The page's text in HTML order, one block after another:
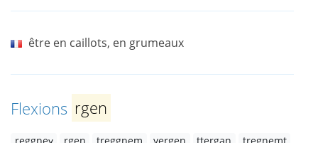
être en caillots, en grumeaux
Flexions rgen
reggneɣ rgen treggnem yergen ttergan
tregnemt